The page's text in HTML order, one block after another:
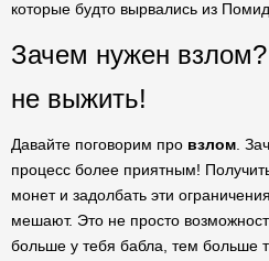
которые будто вырвались из
Зачем нужен взлом?
не выжить!
Давайте поговорим про взлом .
процесс более приятным!
монет и задолбать эти
мешают. Это не просто
больше у тебя бабла, тем больше